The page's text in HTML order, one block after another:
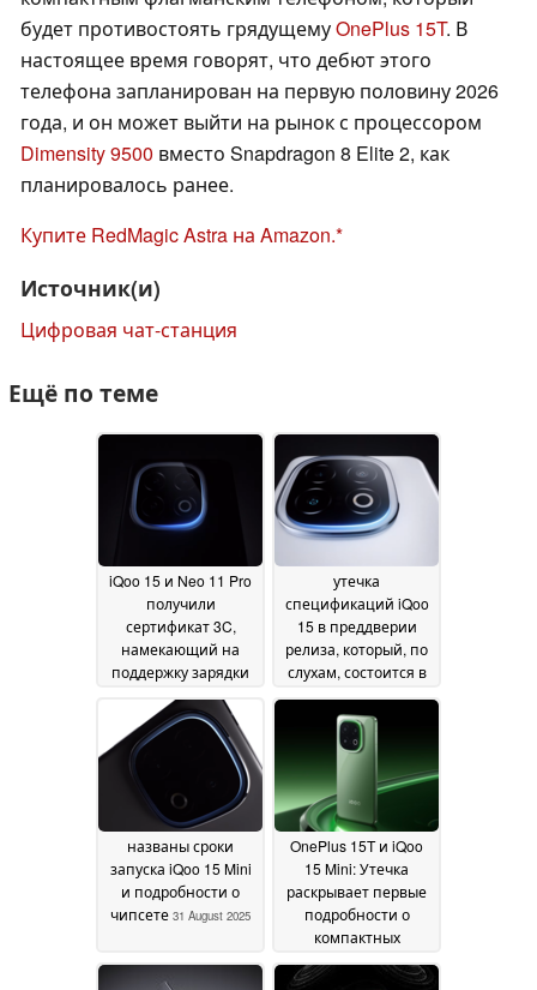
будет противостоять грядущемуOnePlus 15T. В
настоящее время говорят, что дебют этого
телефона запланирован на первую половину 2026
года, и он может выйти на рынок с процессором
Dimensity 9500 вместо Snapdragon 8 Elite 2, как
планировалось ранее.
Купите RedMagic Astra на Amazon.
Источник(и)
Цифровая чат-станция
Ещё по теме
iQoo 15 и Neo 11 Pro
получили
сертификат 3C,
намекающий на
поддержку зарядки
мощностью 100 Вт
September 2025
утечка
спецификаций iQoo
15 в преддверии
релиза, который, по
слухам, состоится в
октябре 2025 года02
September 2025
названы сроки
запуска iQoo 15 Mini
и подробности о
чипсете 31 August 2025
OnePlus 15T и iQoo
15 Mini: Утечка
раскрывает первые
подробности о
компактных
флагманских
смартфонах
27 August